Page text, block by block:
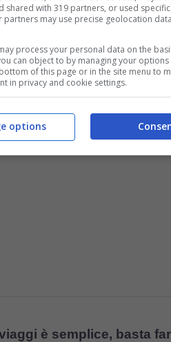
è semplice, basta
shared with 319 partners, or used
partners may use precise geolocation
process your personal data on the
can object to by managing your
of this page or in the site menu to
in privacy and cookie settings.
options